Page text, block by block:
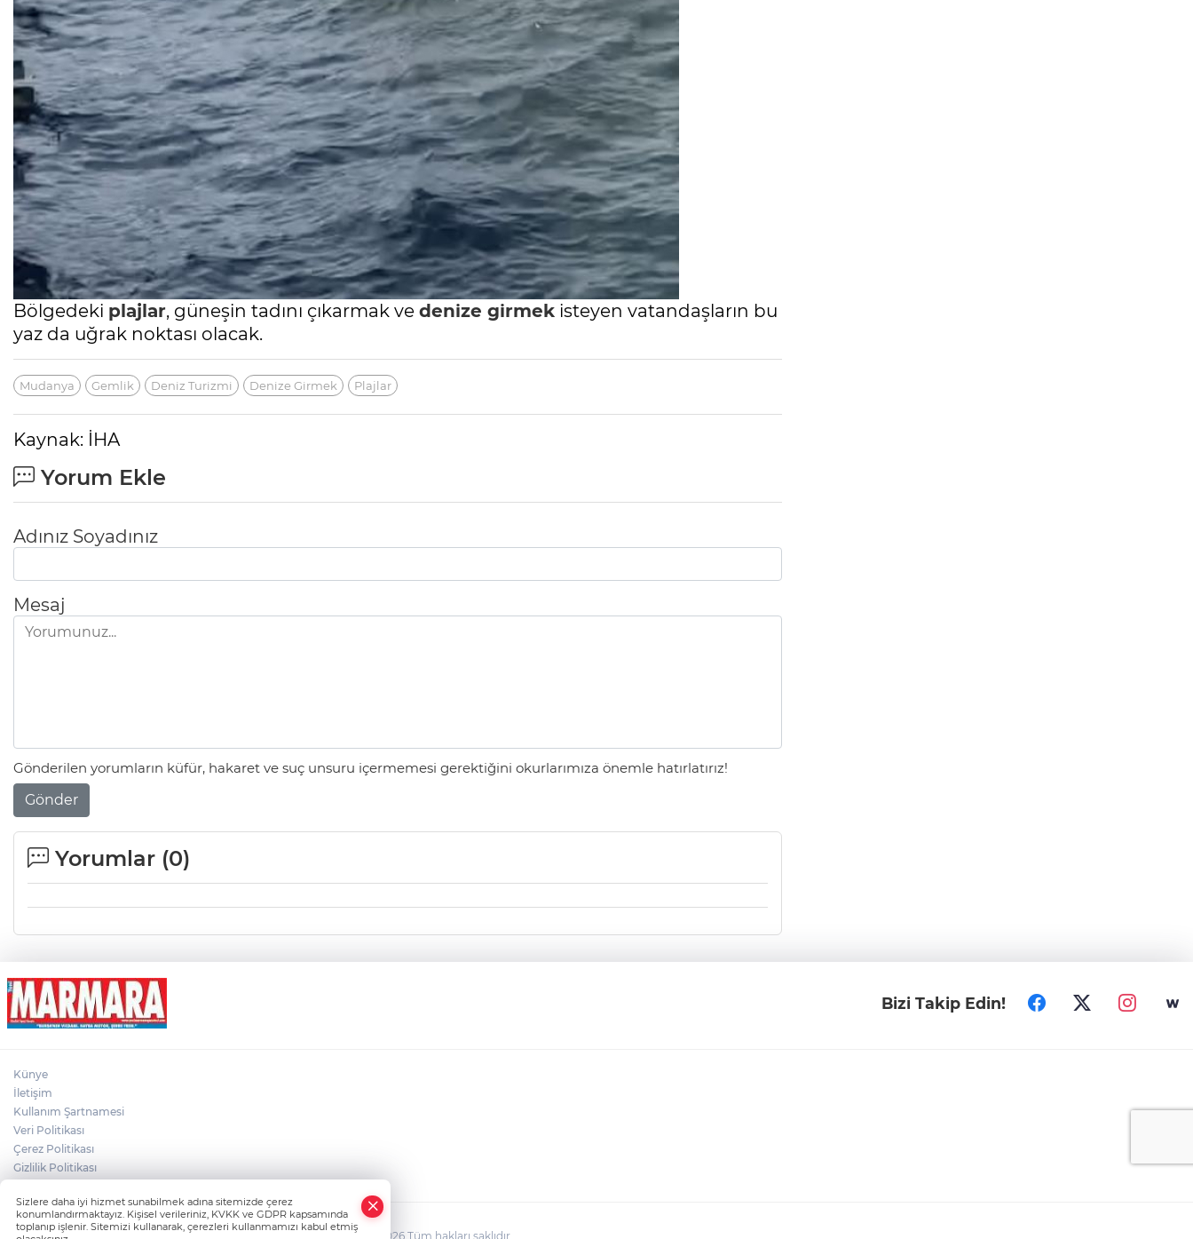
Bölgedeki plajlar, güneşin tadını çıkarmak ve denize girmek isteyen vatandaşların bu
yaz da uğrak noktası olacak.
Mudanya Gemlik Deniz Turizmi Denize Girmek Plajlar
Kaynak: İHA
Yorum Ekle
Adınız Soyadınız
Mesaj
Gönderilen yorumların küfür, hakaret ve suç unsuru içermemesi gerektiğini okurlarımıza önemle hatırlatırız!
Gönder
Yorumlar (0)
Bizi Takip Edin!
Künye
İletişim
Kullanım Şartnamesi
Veri Politikası
Çerez Politikası
Gizlilik Politikası
HABER YAZILIMI ve TURKTICARET.NET projesidir. Copyright© 2006-2026 Tüm hakları saklıdır.
Sizlere daha iyi hizmet sunabilmek adına sitemizde çerez
konumlandırmaktayız. Kişisel verileriniz, KVKK ve GDPR kapsamında
toplanıp işlenir. Sitemizi kullanarak, çerezleri kullanmamızı kabul etmiş
Whatsapp